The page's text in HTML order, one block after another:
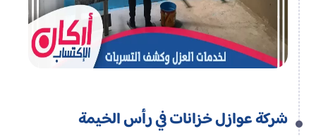
شركة عوازل خزانات في رأس الخيمة